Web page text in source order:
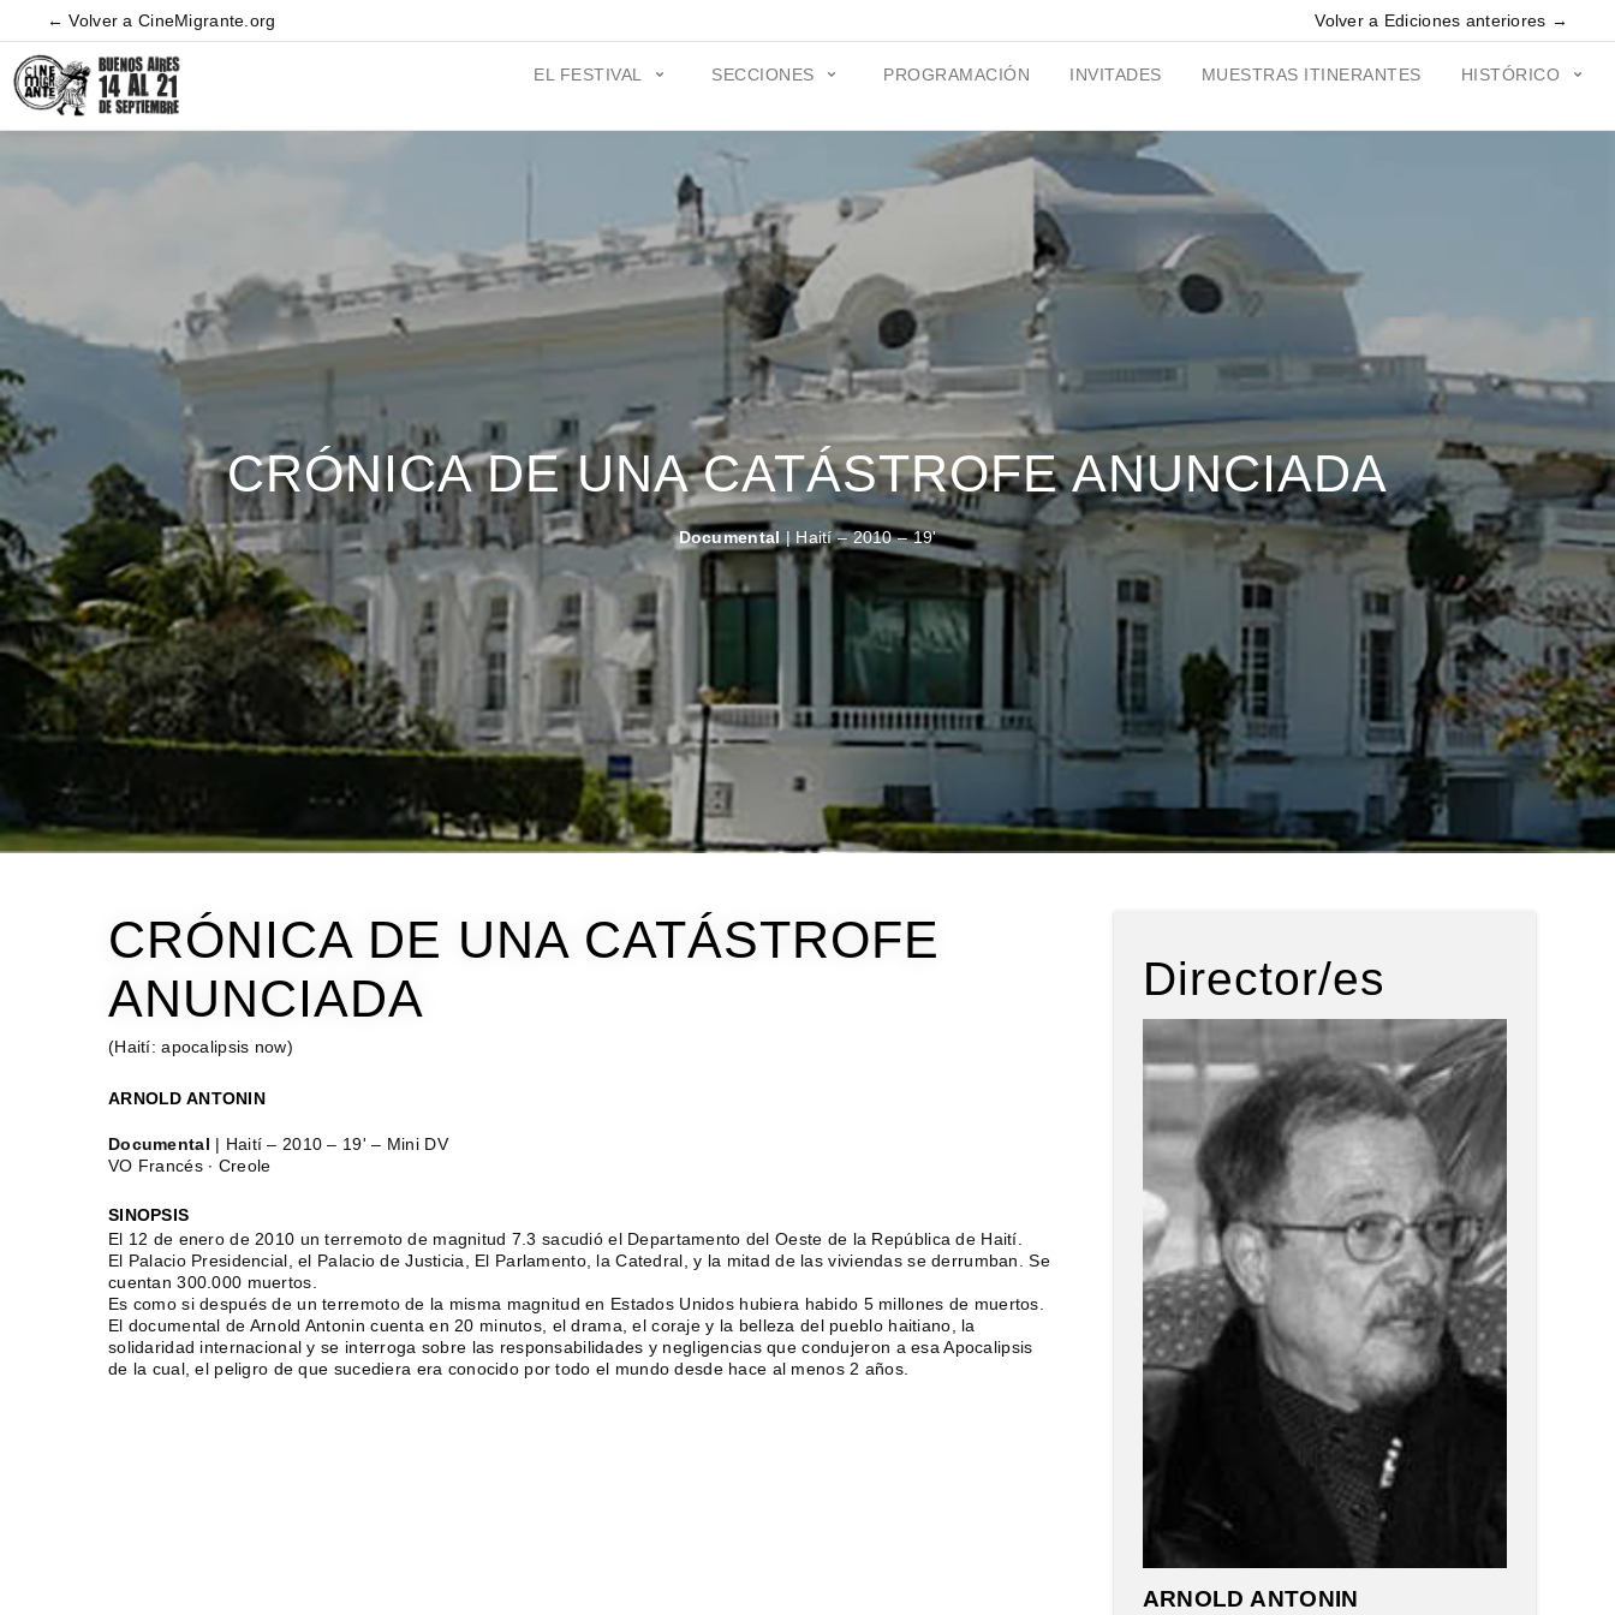
← Volver a CineMigrante.org Volver a Ediciones anteriores →
EL FESTIVAL SECCIONES PROGRAMACIÓN INVITADES MUESTRAS ITINERANTES HISTÓRICO
CRÓNICA DE UNA CATÁSTROFE ANUNCIADA
Documental | Haití – 2010 – 19'
CRÓNICA DE UNA CATÁSTROFE
ANUNCIADA
(Haití: apocalipsis now)
ARNOLD ANTONIN
Documental | Haití – 2010 – 19' – Mini DV
VO Francés ∙ Creole
SINOPSIS
El 12 de enero de 2010 un terremoto de magnitud 7.3 sacudió el Departamento del Oeste de la República de Haití.
El Palacio Presidencial, el Palacio de Justicia, El Parlamento, la Catedral, y la mitad de las viviendas se derrumban. Se
cuentan 300.000 muertos.
Es como si después de un terremoto de la misma magnitud en Estados Unidos hubiera habido 5 millones de muertos.
El documental de Arnold Antonin cuenta en 20 minutos, el drama, el coraje y la belleza del pueblo haitiano, la
solidaridad internacional y se interroga sobre las responsabilidades y negligencias que condujeron a esa Apocalipsis
de la cual, el peligro de que sucediera era conocido por todo el mundo desde hace al menos 2 años.
Director/es
ARNOLD ANTONIN